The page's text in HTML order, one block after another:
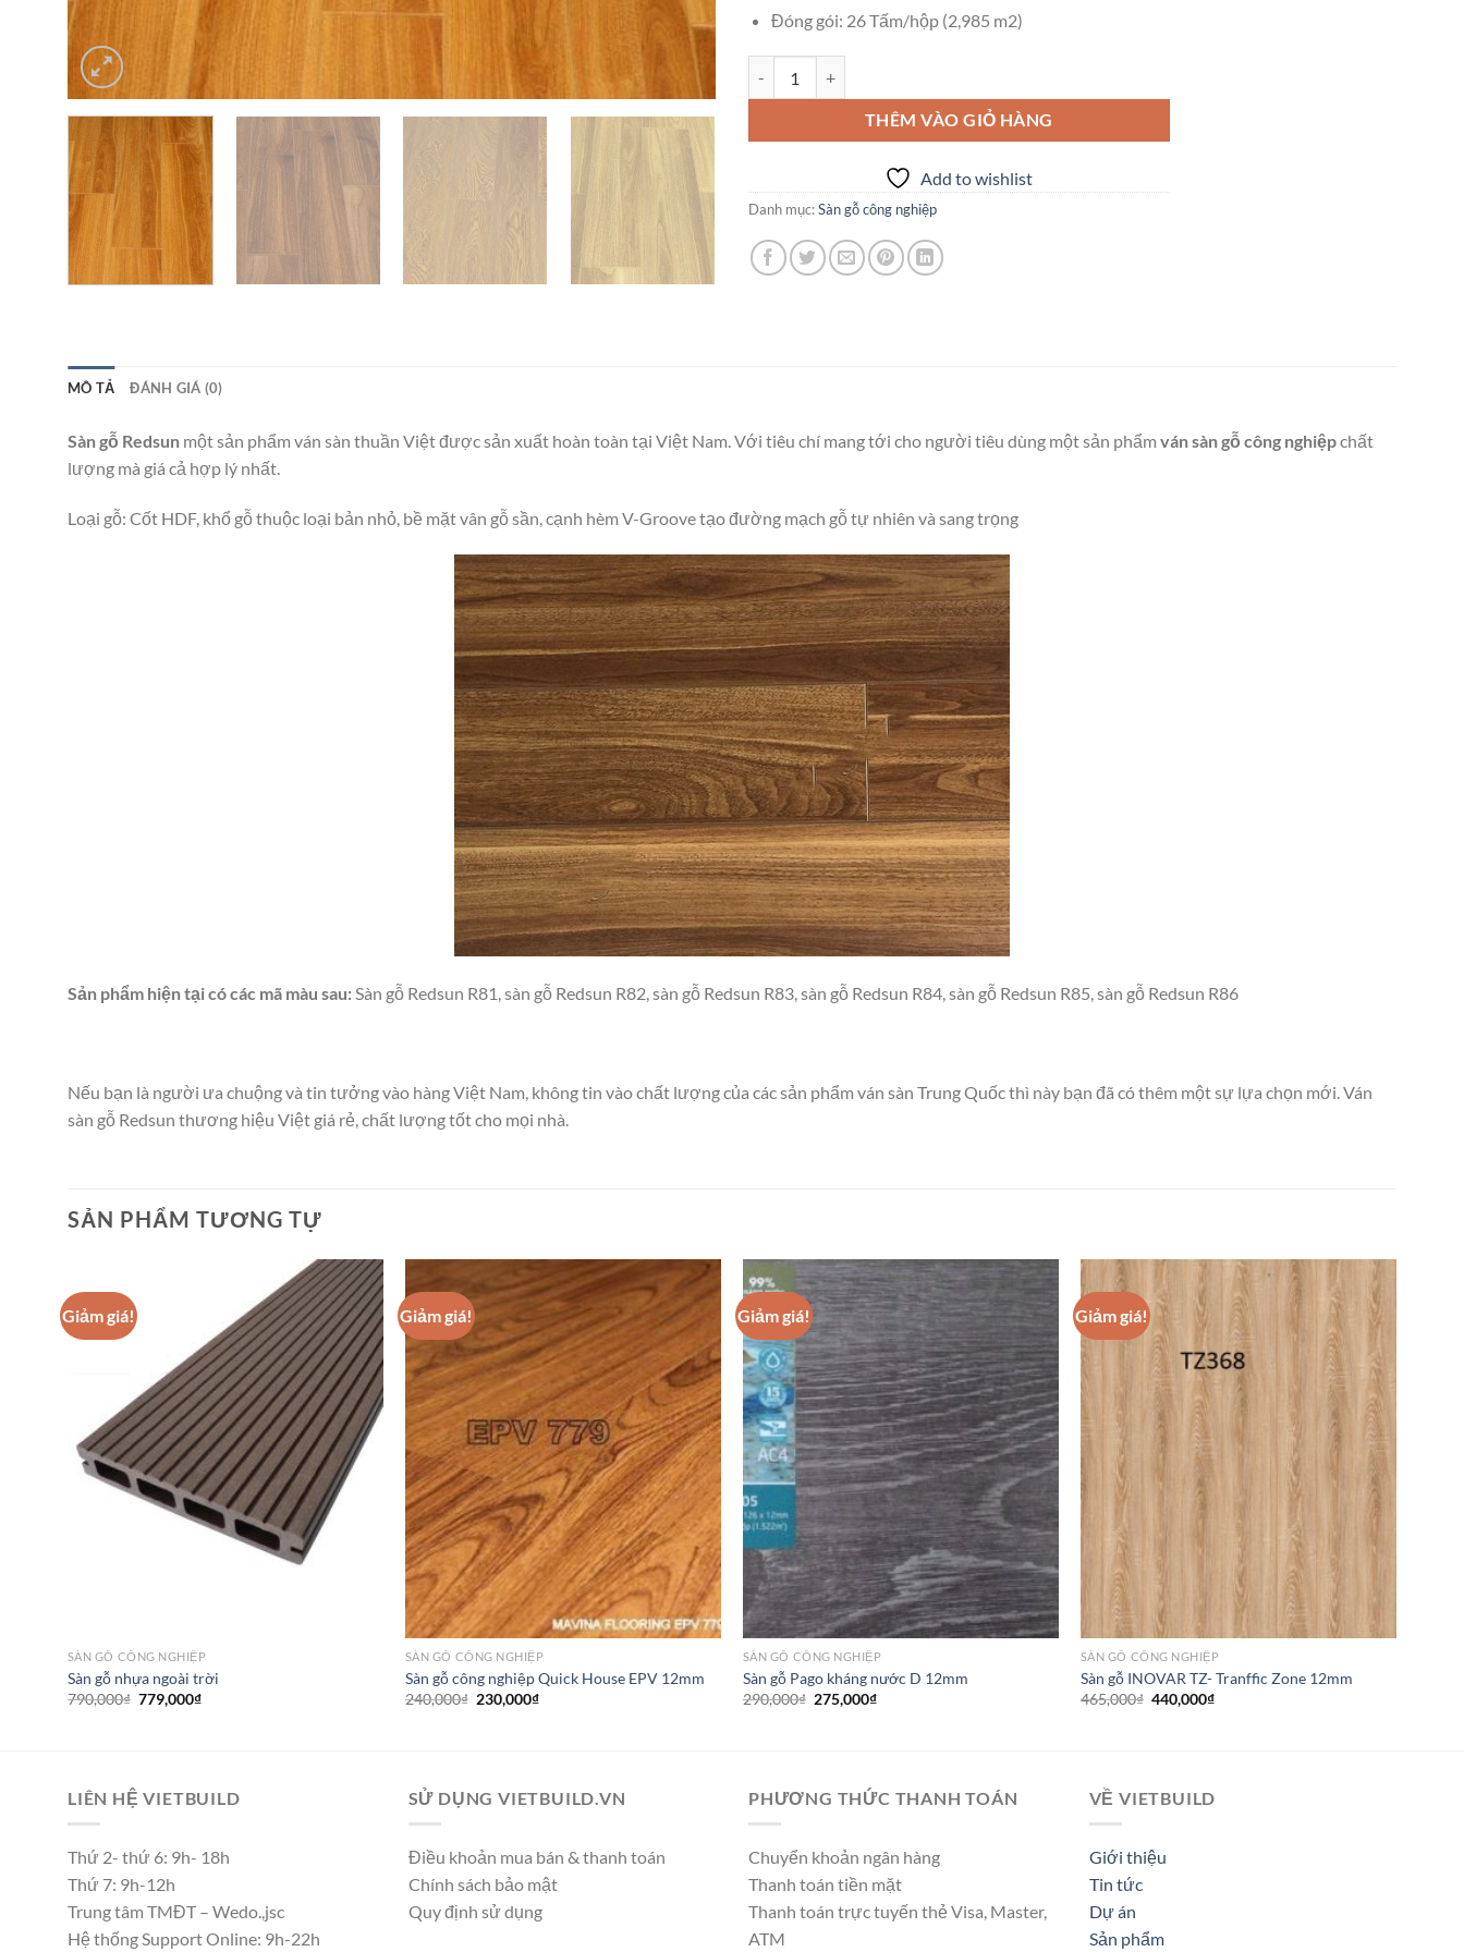
Đóng gói: 26 Tấm/hộp (2,985 m2)
THÊM VÀO GIỎ HÀNG
Add to wishlist
Danh mục:Sàn gỗ công nghiệp
MÔ TẢ ĐÁNH GIÁ (0)
Sàn gỗ Redsun một sản phẩm ván sàn thuần Việt được sản xuất hoàn toàn tại Việt Nam. Với tiêu chí mang tới cho người tiêu dùng một sản phẩm ván sàn gỗ công nghiệpchất
lượng mà giá cả hợp lý nhất.
Loại gỗ: Cốt HDF, khổ gỗ thuộc loại bản nhỏ, bề mặt vân gỗ sần, cạnh hèm V-Groove tạo đường mạch gỗ tự nhiên và sang trọng
Sản phẩm hiện tại có các mã màu sau: Sàn gỗ Redsun R81, sàn gỗ Redsun R82, sàn gỗ Redsun R83, sàn gỗ Redsun R84, sàn gỗ Redsun R85, sàn gỗ Redsun R86
Nếu bạn là người ưa chuộng và tin tưởng vào hàng Việt Nam, không tin vào chất lượng của các sản phẩm ván sàn Trung Quốc thì này bạn đã có thêm một sự lựa chọn mới. Ván
sàn gỗ Redsun thương hiệu Việt giá rẻ, chất lượng tốt cho mọi nhà.
SẢN PHẨM TƯƠNG TỰ
Giảm giá!
Add to
wishlist
SÀN GỖ CÔNG NGHIỆP
Sàn gỗ nhựa ngoài trời
790,000₫ Giá
779,000₫Giá
Giảm giá!
Add to
wishlist
SÀN GỖ CÔNG NGHIỆP
Sàn gỗ công nghiệp Quick House EPV 12mm
240,000₫ Giá
230,000₫Giá
Giảm giá!
Add to
wishlist
SÀN GỖ CÔNG NGHIỆP
Sàn gỗ Pago kháng nước D 12mm
290,000₫ Giá
275,000₫Giá
Giảm giá!
Add to
wishlist
SÀN GỖ CÔNG NGHIỆP
Sàn gỗ INOVAR TZ- Tranffic Zone 12mm
465,000₫ Giá
440,000₫Giá
LIÊN HỆ VIETBUILD
Thứ 2- thứ 6: 9h- 18h
Thứ 7: 9h-12h
Trung tâm TMĐT – Wedo.,jsc
Hệ thống Support Online: 9h-22h
SỬ DỤNG VIETBUILD.VN
Điều khoản mua bán & thanh toán
Chính sách bảo mật
Quy định sử dụng
PHƯƠNG THỨC THANH TOÁN
Chuyển khoản ngân hàng
Thanh toán tiền mặt
Thanh toán trực tuyến thẻ Visa, Master,
ATM
VỀ VIETBUILD
Giới thiệu
Tin tức
Dự án
Sản phẩm